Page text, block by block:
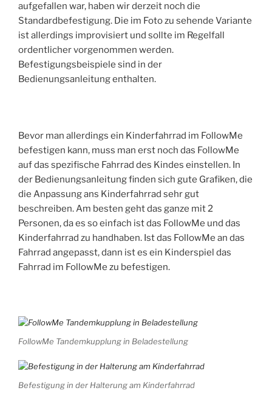
aufgefallen war, haben wir derzeit noch die
Standardbefestigung. Die im Foto zu sehende Variante
ist allerdings improvisiert und sollte im Regelfall
ordentlicher vorgenommen werden.
Befestigungsbeispiele sind in der
Bedienungsanleitung enthalten.
Bevor man allerdings ein Kinderfahrrad im FollowMe
befestigen kann, muss man erst noch das FollowMe
auf das spezifische Fahrrad des Kindes einstellen. In
der Bedienungsanleitung finden sich gute Grafiken, die
die Anpassung ans Kinderfahrrad sehr gut
beschreiben. Am besten geht das ganze mit 2
Personen, da es so einfach ist das FollowMe und das
Kinderfahrrad zu handhaben. Ist das FollowMe an das
Fahrrad angepasst, dann ist es ein Kinderspiel das
Fahrrad im FollowMe zu befestigen.
FollowMe Tandemkupplung in Beladestellung
Befestigung in der Halterung am Kinderfahrrad